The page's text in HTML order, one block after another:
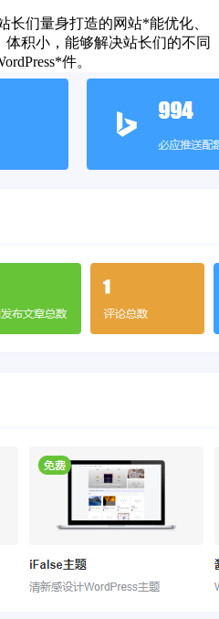
长们量身打造的网站*能优化、
积小，能够解决站长们的不同
件。